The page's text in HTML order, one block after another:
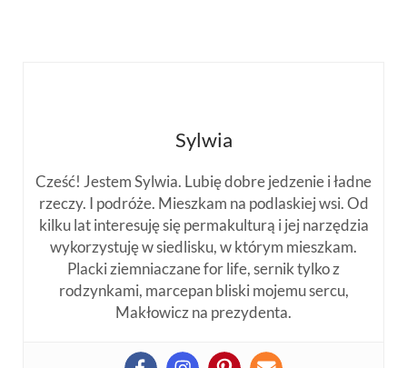
Sylwia
Cześć! Jestem Sylwia. Lubię dobre jedzenie i ładne
rzeczy. I podróże. Mieszkam na podlaskiej wsi. Od
kilku lat interesuję się permakulturą i jej narzędzia
wykorzystuję w siedlisku, w którym mieszkam.
Placki ziemniaczane for life, sernik tylko z
rodzynkami, marcepan bliski mojemu sercu,
Makłowicz na prezydenta.